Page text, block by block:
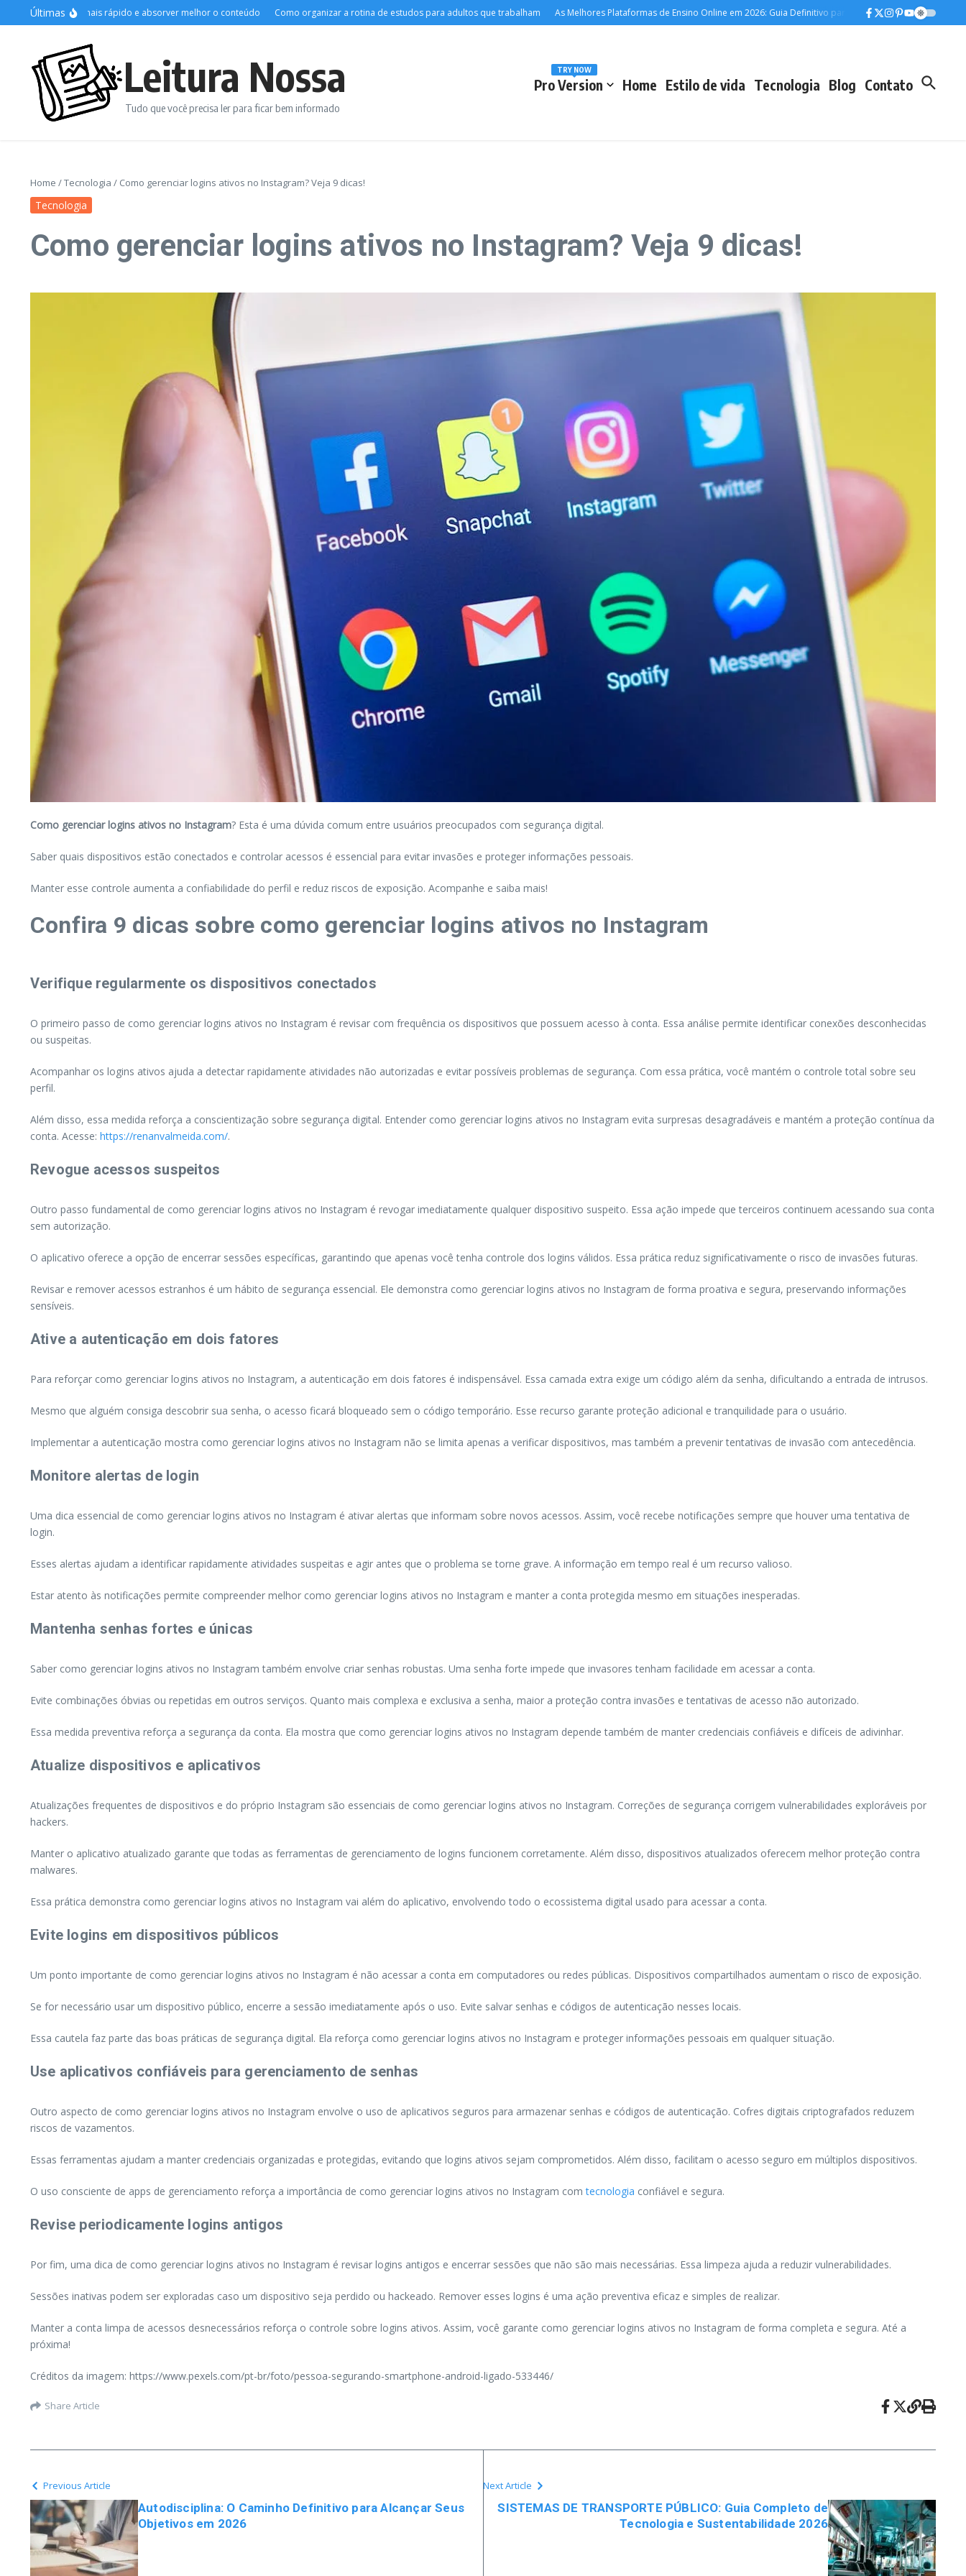
Ir para o conteúdo
Últimas
para ler mais rápido e absorver melhor o conteúdo Como organizar a rotina de estudos para adultos que trabalham As Melhores Plataformas de Ensino Online em 2026: Guia Definitivo para sua Educação Digital Foco
Leitura Nossa
Tudo que você precisa ler para ficar bem informado
Pro Version
TRY NOW
Home Estilo de vida Tecnologia Blog Contato
Home /Tecnologia / Como gerenciar logins ativos no Instagram? Veja 9 dicas!
Tecnologia
Como gerenciar logins ativos no Instagram? Veja 9 dicas!
Como gerenciar logins ativos no Instagram? Esta é uma dúvida comum entre usuários preocupados com segurança digital.
Saber quais dispositivos estão conectados e controlar acessos é essencial para evitar invasões e proteger informações pessoais.
Manter esse controle aumenta a confiabilidade do perfil e reduz riscos de exposição. Acompanhe e saiba mais!
Confira 9 dicas sobre como gerenciar logins ativos no Instagram
Verifique regularmente os dispositivos conectados
O primeiro passo de como gerenciar logins ativos no Instagram é revisar com frequência os dispositivos que possuem acesso à conta. Essa análise permite identificar conexões desconhecidas
ou suspeitas.
Acompanhar os logins ativos ajuda a detectar rapidamente atividades não autorizadas e evitar possíveis problemas de segurança. Com essa prática, você mantém o controle total sobre seu
perfil.
Além disso, essa medida reforça a conscientização sobre segurança digital. Entender como gerenciar logins ativos no Instagram evita surpresas desagradáveis e mantém a proteção contínua da
conta. Acesse: https://renanvalmeida.com/.
Revogue acessos suspeitos
Outro passo fundamental de como gerenciar logins ativos no Instagram é revogar imediatamente qualquer dispositivo suspeito. Essa ação impede que terceiros continuem acessando sua conta
sem autorização.
O aplicativo oferece a opção de encerrar sessões específicas, garantindo que apenas você tenha controle dos logins válidos. Essa prática reduz significativamente o risco de invasões futuras.
Revisar e remover acessos estranhos é um hábito de segurança essencial. Ele demonstra como gerenciar logins ativos no Instagram de forma proativa e segura, preservando informações
sensíveis.
Ative a autenticação em dois fatores
Para reforçar como gerenciar logins ativos no Instagram, a autenticação em dois fatores é indispensável. Essa camada extra exige um código além da senha, dificultando a entrada de intrusos.
Mesmo que alguém consiga descobrir sua senha, o acesso ficará bloqueado sem o código temporário. Esse recurso garante proteção adicional e tranquilidade para o usuário.
Implementar a autenticação mostra como gerenciar logins ativos no Instagram não se limita apenas a verificar dispositivos, mas também a prevenir tentativas de invasão com antecedência.
Monitore alertas de login
Uma dica essencial de como gerenciar logins ativos no Instagram é ativar alertas que informam sobre novos acessos. Assim, você recebe notificações sempre que houver uma tentativa de
login.
Esses alertas ajudam a identificar rapidamente atividades suspeitas e agir antes que o problema se torne grave. A informação em tempo real é um recurso valioso.
Estar atento às notificações permite compreender melhor como gerenciar logins ativos no Instagram e manter a conta protegida mesmo em situações inesperadas.
Mantenha senhas fortes e únicas
Saber como gerenciar logins ativos no Instagram também envolve criar senhas robustas. Uma senha forte impede que invasores tenham facilidade em acessar a conta.
Evite combinações óbvias ou repetidas em outros serviços. Quanto mais complexa e exclusiva a senha, maior a proteção contra invasões e tentativas de acesso não autorizado.
Essa medida preventiva reforça a segurança da conta. Ela mostra que como gerenciar logins ativos no Instagram depende também de manter credenciais confiáveis e difíceis de adivinhar.
Atualize dispositivos e aplicativos
Atualizações frequentes de dispositivos e do próprio Instagram são essenciais de como gerenciar logins ativos no Instagram. Correções de segurança corrigem vulnerabilidades exploráveis por
hackers.
Manter o aplicativo atualizado garante que todas as ferramentas de gerenciamento de logins funcionem corretamente. Além disso, dispositivos atualizados oferecem melhor proteção contra
malwares.
Essa prática demonstra como gerenciar logins ativos no Instagram vai além do aplicativo, envolvendo todo o ecossistema digital usado para acessar a conta.
Evite logins em dispositivos públicos
Um ponto importante de como gerenciar logins ativos no Instagram é não acessar a conta em computadores ou redes públicas. Dispositivos compartilhados aumentam o risco de exposição.
Se for necessário usar um dispositivo público, encerre a sessão imediatamente após o uso. Evite salvar senhas e códigos de autenticação nesses locais.
Essa cautela faz parte das boas práticas de segurança digital. Ela reforça como gerenciar logins ativos no Instagram e proteger informações pessoais em qualquer situação.
Use aplicativos confiáveis para gerenciamento de senhas
Outro aspecto de como gerenciar logins ativos no Instagram envolve o uso de aplicativos seguros para armazenar senhas e códigos de autenticação. Cofres digitais criptografados reduzem
riscos de vazamentos.
Essas ferramentas ajudam a manter credenciais organizadas e protegidas, evitando que logins ativos sejam comprometidos. Além disso, facilitam o acesso seguro em múltiplos dispositivos.
O uso consciente de apps de gerenciamento reforça a importância de como gerenciar logins ativos no Instagram comtecnologia confiável e segura.
Revise periodicamente logins antigos
Por fim, uma dica de como gerenciar logins ativos no Instagram é revisar logins antigos e encerrar sessões que não são mais necessárias. Essa limpeza ajuda a reduzir vulnerabilidades.
Sessões inativas podem ser exploradas caso um dispositivo seja perdido ou hackeado. Remover esses logins é uma ação preventiva eficaz e simples de realizar.
Manter a conta limpa de acessos desnecessários reforça o controle sobre logins ativos. Assim, você garante como gerenciar logins ativos no Instagram de forma completa e segura. Até a
próxima!
Créditos da imagem: https://www.pexels.com/pt-br/foto/pessoa-segurando-smartphone-android-ligado-533446/
Share Article
Previous Article
Autodisciplina: O Caminho Definitivo para Alcançar Seus
Objetivos em 2026
Next Article
SISTEMAS DE TRANSPORTE PÚBLICO: Guia Completo de
Tecnologia e Sustentabilidade 2026